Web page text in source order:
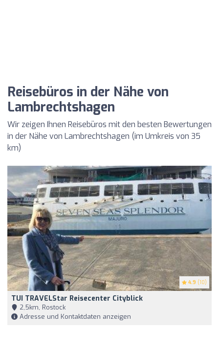
Reisebüros in der Nähe von
Lambrechtshagen
Wir zeigen Ihnen Reisebüros mit den besten Bewertungen
in der Nähe von Lambrechtshagen (im Umkreis von 35
km)
4.9 (10)
TUI TRAVELStar Reisecenter Cityblick
2,5km, Rostock
Adresse und Kontaktdaten anzeigen